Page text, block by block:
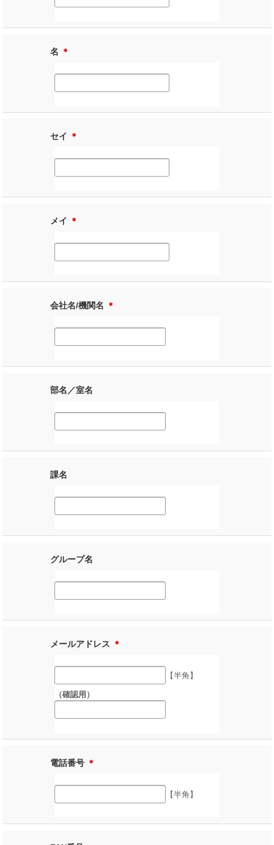
名 ＊
セイ ＊
メイ ＊
会社名/機関名 ＊
部名／室名
課名
グループ名
メールアドレス ＊
【半角】
（確認用）
電話番号 ＊
【半角】